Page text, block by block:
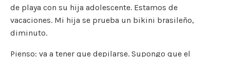
de playa con su hija adolescente. Estamos de
vacaciones. Mi hija se prueba un bikini brasileño,
diminuto.
Pienso: va a tener que depilarse. Supongo que el